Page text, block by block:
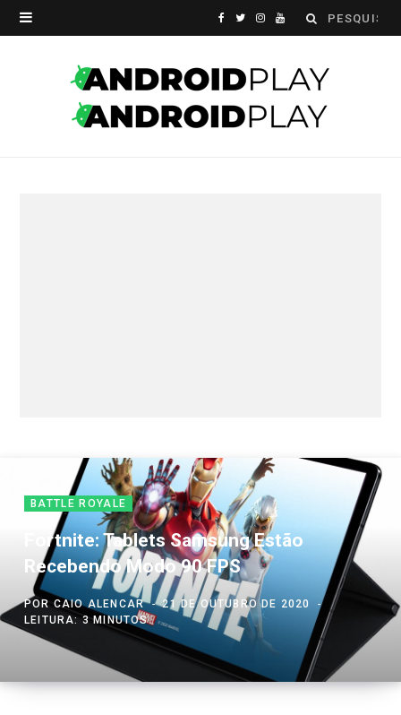
Search
F
c
T
i
t
I Y
u
T
BATTLE ROYALE
Fortnite: Tablets Samsung Estão
Recebendo Modo 90 FPS
POR CAIO ALENCAR
21 DE OUTUBRO DE 2020
LEITURA: 3 MINUTOS